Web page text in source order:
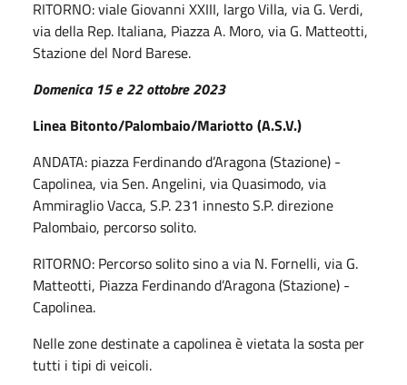
RITORNO: viale Giovanni XXIII, largo Villa, via G. Verdi,
via della Rep. Italiana, Piazza A. Moro, via G. Matteotti,
Stazione del Nord Barese.
Domenica 15 e 22 ottobre 2023
Linea Bitonto/Palombaio/Mariotto (A.S.V.)
ANDATA: piazza Ferdinando d’Aragona (Stazione) -
Capolinea, via Sen. Angelini, via Quasimodo, via
Ammiraglio Vacca, S.P. 231 innesto S.P. direzione
Palombaio, percorso solito.
RITORNO: Percorso solito sino a via N. Fornelli, via G.
Matteotti, Piazza Ferdinando d’Aragona (Stazione) -
Capolinea.
Nelle zone destinate a capolinea è vietata la sosta per
tutti i tipi di veicoli.